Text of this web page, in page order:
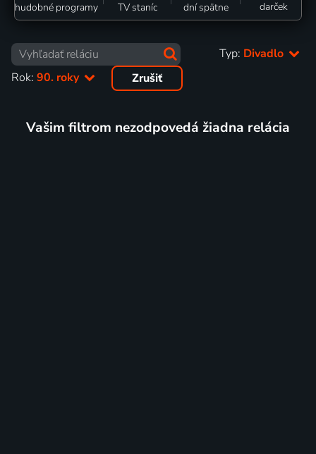
hudobné programy TV staníc dní spätne darček
Typ: Divadlo
Rok: 90. roky Zrušiť
Vašim filtrom nezodpovedá žiadna relácia